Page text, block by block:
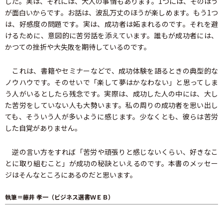
が面白いからです。お話は、波乱万丈のほうが楽しめます。もう1つ
は、好感度の問題です。実は、成功者は妬まれるのです。それを避
けるために、意図的に苦労話を添えています。誰もが成功者には、
かつての挫折や大失敗を期待しているのです。
これは、書籍やセミナーなどで、成功体験を語るときの典型的な
ノウハウです。そのせいで「楽して夢はかなわない」と思ってしま
う人がいるとしたら残念です。実際は、成功した人の中には、大し
た苦労をしていない人も大勢います。私の周りの成功者を思い出し
ても、そういう人が多いように感じます。少なくとも、彼らは苦労
した自覚がありません。
逆の言い方をすれば「苦労や頑張りと感じないくらい、好きなこ
とに取り組むこと」が成功の秘訣といえるのです。本書のメッセー
ジはそんなところにあるのだと思います。
執筆＝藤井 孝一（ビジネス選書ＷＥＢ）